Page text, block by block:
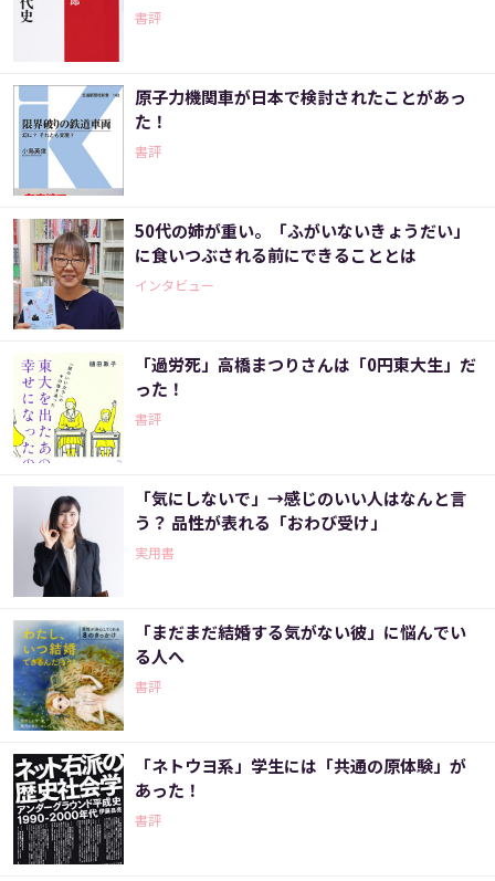
書評
原子力機関車が日本で検討されたことがあっ
た！
書評
50代の姉が重い。「ふがいないきょうだい」
に食いつぶされる前にできることとは
インタビュー
「過労死」高橋まつりさんは「0円東大生」だ
った！
書評
「気にしないで」→感じのいい人はなんと言
う？ 品性が表れる「おわび受け」
実用書
「まだまだ結婚する気がない彼」に悩んでい
る人へ
書評
「ネトウヨ系」学生には「共通の原体験」が
あった！
書評